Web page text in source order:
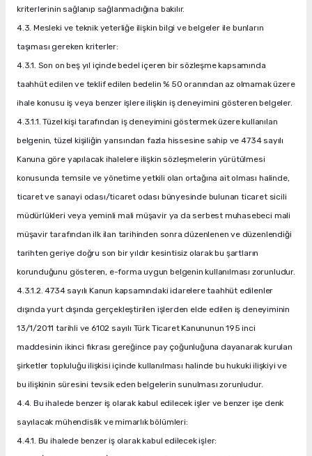
kriterlerinin sağlanıp sağlanmadığına bakılır.
4.3. Mesleki ve teknik yeterliğe ilişkin bilgi ve belgeler ile bunların
taşıması gereken kriterler:
4.3.1. Son on beş yıl içinde bedel içeren bir sözleşme kapsamında
taahhüt edilen ve teklif edilen bedelin % 50 oranından az olmamak üzere
ihale konusu iş veya benzer işlere ilişkin iş deneyimini gösteren belgeler.
4.3.1.1. Tüzel kişi tarafından iş deneyimini göstermek üzere kullanılan
belgenin, tüzel kişiliğin yarısından fazla hissesine sahip ve 4734 sayılı
Kanuna göre yapılacak ihalelere ilişkin sözleşmelerin yürütülmesi
konusunda temsile ve yönetime yetkili olan ortağına ait olması halinde,
ticaret ve sanayi odası/ticaret odası bünyesinde bulunan ticaret sicili
müdürlükleri veya yeminli mali müşavir ya da serbest muhasebeci mali
müşavir tarafından ilk ilan tarihinden sonra düzenlenen ve düzenlendiği
tarihten geriye doğru son bir yıldır kesintisiz olarak bu şartların
korunduğunu gösteren, e-forma uygun belgenin kullanılması zorunludur.
4.3.1.2. 4734 sayılı Kanun kapsamındaki idarelere taahhüt edilenler
dışında yurt dışında gerçekleştirilen işlerden elde edilen iş deneyiminin
13/1/2011 tarihli ve 6102 sayılı Türk Ticaret Kanununun 195 inci
maddesinin ikinci fıkrası gereğince pay çoğunluğuna dayanarak kurulan
şirketler topluluğu ilişkisi içinde kullanılması halinde bu hukuki ilişkiyi ve
bu ilişkinin süresini tevsik eden belgelerin sunulması zorunludur.
4.4. Bu ihalede benzer iş olarak kabul edilecek işler ve benzer işe denk
sayılacak mühendislik ve mimarlık bölümleri:
4.4.1. Bu ihalede benzer iş olarak kabul edilecek işler: